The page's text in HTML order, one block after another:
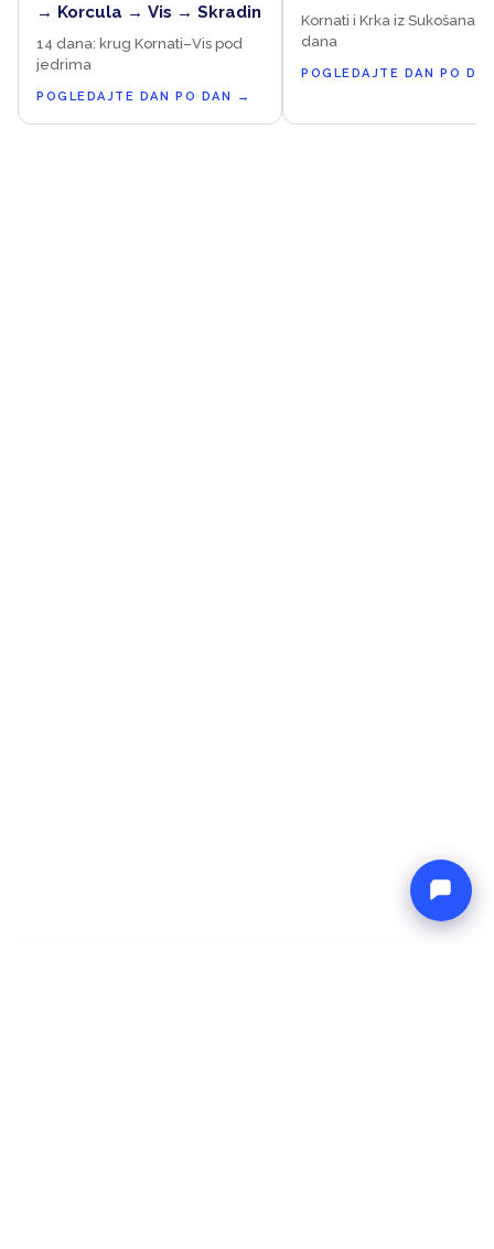
→ Korcula → Vis → Skradin
14 dana: krug Kornati–Vis pod
jedrima
POGLEDAJTE DAN PO DAN →
Kornati i Krka iz Sukošana, 7
dana
POGLEDAJTE DAN PO